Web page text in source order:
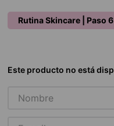
Rutina Skincare | Paso 6
5. cepillo
6. gama
8. loreal